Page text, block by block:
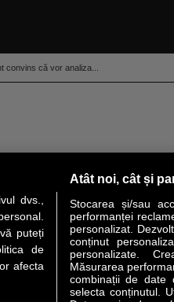
convins că vor analiza...
spune liderul liberal Nicolae Ciucă.
adaugă preşedintele PNL.citeşte
LIDERI ANALIZE HI-
dvs.,
puteți
de
afecta
Atât noi, cât și
Stocarea și/sau
performanței
personalizat.
conținut
personalizate.
Măsurarea
combinații de date
selecta conținutul.